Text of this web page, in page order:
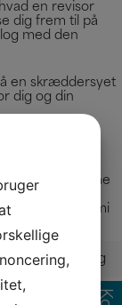
en revisor
dig frem til på
med den
en skræddersyet
dig og din
vil hurtigt kunne
som du rent
der er god kemi
Næste indlæg